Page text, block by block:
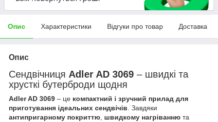
Опис Характеристики Відгуки про товар Доставка
Опис
Сендвічниця Adler AD 3069 – швидкі та
хрусткі бутерброди щодня
Adler AD 3069 – це компактний і зручний прилад для
приготування ідеальних сендвічів. Завдяки
антипригарному покриттю, швидкому нагріванню та